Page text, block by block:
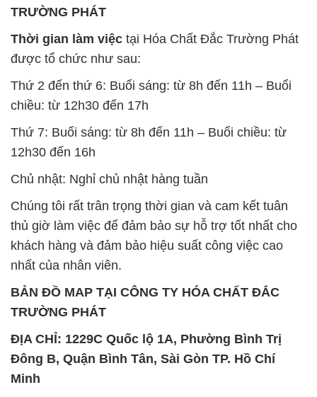
TRƯỜNG PHÁT
Thời gian làm việc tại Hóa Chất Đắc Trường Phát
được tổ chức như sau:
Thứ 2 đến thứ 6: Buổi sáng: từ 8h đến 11h – Buổi
chiều: từ 12h30 đến 17h
Thứ 7: Buổi sáng: từ 8h đến 11h – Buổi chiều: từ
12h30 đến 16h
Chủ nhật: Nghỉ chủ nhật hàng tuần
Chúng tôi rất trân trọng thời gian và cam kết tuân
thủ giờ làm việc để đảm bảo sự hỗ trợ tốt nhất cho
khách hàng và đảm bảo hiệu suất công việc cao
nhất của nhân viên.
BẢN ĐỒ MAP TẠI CÔNG TY HÓA CHẤT ĐẮC
TRƯỜNG PHÁT
ĐỊA CHỈ: 1229C Quốc lộ 1A, Phường Bình Trị
Đông B, Quận Bình Tân, Sài Gòn TP. Hồ Chí
Minh